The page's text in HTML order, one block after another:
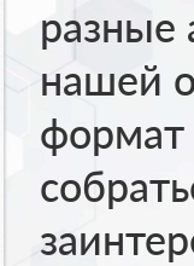
разные
нашей
формат